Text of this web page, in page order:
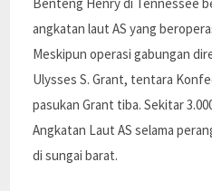
angkatan laut AS yang
Meskipun operasi gabungan
Ulysses S. Grant, tentara
pasukan Grant tiba. Sekitar
Angkatan Laut AS selama
di sungai barat.